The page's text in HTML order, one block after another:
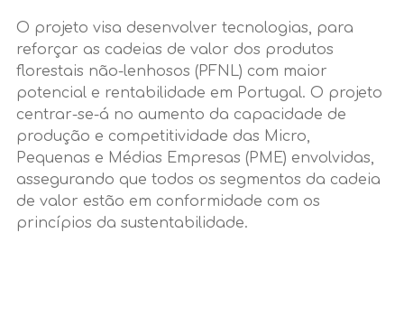
O projeto visa desenvolver tecnologias, para
reforçar as cadeias de valor dos produtos
florestais não-lenhosos (PFNL) com maior
potencial e rentabilidade em Portugal. O projeto
centrar-se-á no aumento da capacidade de
produção e competitividade das Micro,
Pequenas e Médias Empresas (PME) envolvidas,
assegurando que todos os segmentos da cadeia
de valor estão em conformidade com os
princípios da sustentabilidade.